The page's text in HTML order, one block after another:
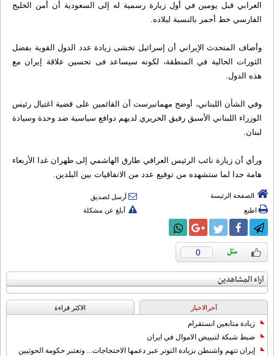
العرابي قبل يومين في أول زيارة رسمية له إلى السعودية أن أمن الخليج
الفارسي خط أحمر بالنسبة لبلاده.
وأضاف المتحدث الإيراني أن إسرائيل تخشى زيادة عدد الدول القوية بفضل
الثورات الحالية في المنطقة، لكونه سيساعد فى تحسين علاقة إيران مع
هذه الدول.
وفي الشأن اللبناني، أوضح مهمانبرست أن القائمين على قضية اغتيال رئيس
الوزراء اللبناني الأسبق رفيق الحريري لديهم دوافع سياسية ضد وحدة وسيادة
لبنان.
ورأي أن زيارة نائب الرئيس العراقي طارق الهاشمي إلى طهران غدا الأربعاء
هامة جدا لما ستشهده من توقيع عدد من الاتفاقيات بين البلدين.
الصفحة الرئيسة
أرسل لصديق
اطبع
أبلغ عن مشكلة
0
آراء المشاهدين
آخرالاخبار الاکثر قراءة
زيادة متابعين انستقرام
ضبط شبكة لتبييض الاموال في ايران
إيران تتهم واشنطن بزيادة التوتر عبر دعمها الاحتجاجات... وتعتبر حكومة الحوثيين